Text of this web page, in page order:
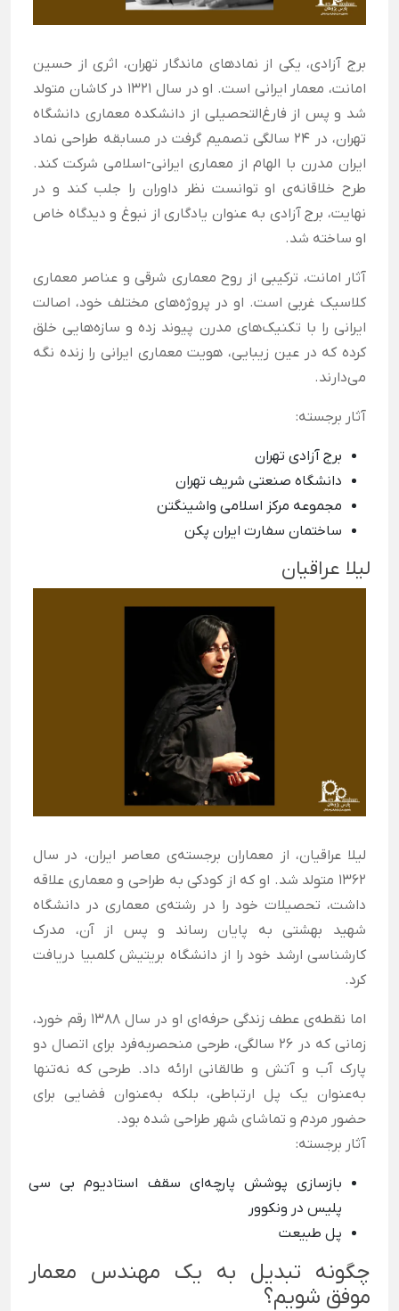
برج آزادی، یکی از نمادهای ماندگار تهران، اثری از حسین
امانت، معمار ایرانی است. او در سال ۱۳۲۱ در کاشان متولد
شد و پس از فارغ‌التحصیلی از دانشکده معماری دانشگاه
تهران، در ۲۴ سالگی تصمیم گرفت در مسابقه طراحی نماد
ایران مدرن با الهام از معماری ایرانی-اسلامی شرکت کند.
طرح خلاقانه‌ی او توانست نظر داوران را جلب کند و در
نهایت، برج آزادی به عنوان یادگاری از نبوغ و دیدگاه خاص
او ساخته شد.
آثار امانت، ترکیبی از روح معماری شرقی و عناصر معماری
کلاسیک غربی است. او در پروژه‌های مختلف خود، اصالت
ایرانی را با تکنیک‌های مدرن پیوند زده و سازه‌هایی خلق
کرده که در عین زیبایی، هویت معماری ایرانی را زنده نگه
می‌دارند.
آثار برجسته:
برج آزادی تهران
دانشگاه صنعتی شریف تهران
مجموعه مرکز اسلامی واشینگتن
ساختمان سفارت ایران پکن
لیلا عراقیان
لیلا عراقیان، از معماران برجسته‌ی معاصر ایران، در سال
۱۳۶۲ متولد شد. او که از کودکی به طراحی و معماری علاقه
داشت، تحصیلات خود را در رشته‌ی معماری در دانشگاه
شهید بهشتی به پایان رساند و پس از آن، مدرک
کارشناسی ارشد خود را از دانشگاه بریتیش کلمبیا دریافت
کرد.
اما نقطه‌ی عطف زندگی حرفه‌ای او در سال ۱۳۸۸ رقم خورد،
زمانی که در ۲۶ سالگی، طرحی منحصربه‌فرد برای اتصال دو
پارک آب و آتش و طالقانی ارائه داد. طرحی که نه‌تنها
به‌عنوان یک پل ارتباطی، بلکه به‌عنوان فضایی برای
حضور مردم و تماشای شهر طراحی شده بود.
آثار برجسته:
بازسازی پوشش پارچه‌ای سقف استادیوم بی سی
پلیس در ونکوور
پل طبیعت
چگونه تبدیل به یک مهندس معمار
موفق شویم؟